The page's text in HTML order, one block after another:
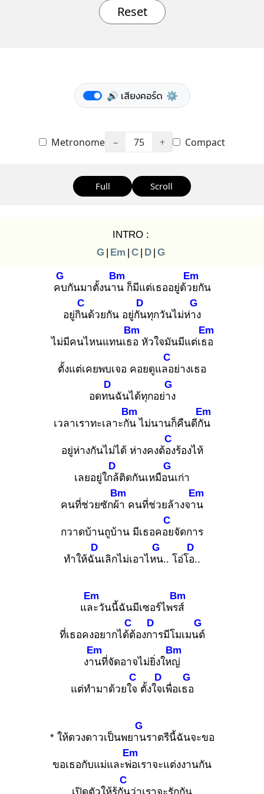
Reset
🔊 เสียงคอร์ด ⚙️
Metronome − 75 + Compact
Full Scroll
INTRO :
G | Em | C | D | G
คบ
G
กันมาตั้งนาน
Bm
ก็มีแต่เธออยู่ด้วย
Em
กัน
อยู่กิน
C
ด้วยกัน อยู่กัน
D
ทุกวันไม่ห่าง
G
ไม่มีคนไหนแทนเธอ
Bm
หัวใจมันมีแต่เธอ
Em
ตั้งแต่เคยพบเจอ คอยดูแลอ
C
ย่างเธอ
อดทน
D
ฉันได้ทุกอย่าง
G
เวลาเราทะเลาะกัน
Bm
ไม่นานก็คืนดีกัน
Em
อยู่ห่างกันไม่ได้ ห่างคงต้อง
C
ร้องไห้
เลยอยู่ใกล้
D
ติดกันเหมือน
G
เก่า
คนที่ช่วยซักผ้า
Bm
คนที่ช่วยล้างจาน
Em
กวาดบ้านถูบ้าน มีเธอคอย
C
จัดการ
ทำให้ฉัน
D
เลิกไม่เอาไหน
G
.. โอ่โอ.
D
.
และ
Em
วันนี้ฉันมีเซอร์ไพรส์
Bm
ที่เธอคงอยากได้ต้
C
องกา
D
รมีโมเมนต์
G
งาน
Em
ที่จัดอาจไม่ยิ่งใหญ่
Bm
แต่ทำมาด้วยใจ
C
ตั้งใจเ
D
พื่อเธอ
G
* ให้ดวงดาวเป็นพยาน
G
ราตรีนี้ฉันจะขอ
ขอเธอกับแม่และพ่อ
Em
เราจะแต่งงานกัน
เปิดตัวให้รู้กัน
C
ว่าเราจะรักกัน